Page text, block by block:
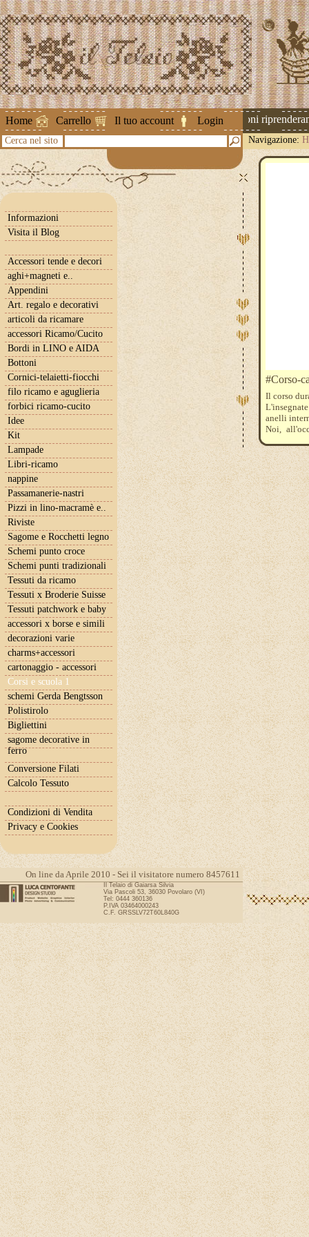
Home Carrello Il tuo account Login
Attenzione ! Le spedizioni
Cerca nel sito Navigazione:
Informazioni
Visita il Blog
Accessori tende e decori
aghi+magneti e..
Appendini
Art. regalo e decorativi
articoli da ricamare
accessori Ricamo/Cucito
Bordi in LINO e AIDA
Bottoni
Cornici-telaietti-fiocchi
filo ricamo e aguglieria
forbici ricamo-cucito
Idee
Kit
Lampade
Libri-ricamo
nappine
Passamanerie-nastri
Pizzi in lino-macramè e..
Riviste
Sagome e Rocchetti legno
Schemi punto croce
Schemi punti tradizionali
Tessuti da ricamo
Tessuti x Broderie Suisse
Tessuti patchwork e baby
accessori x borse e simili
decorazioni varie
charms+accessori
cartonaggio - accessori
Corsi e scuola 1
schemi Gerda Bengtsson
Polistirolo
Bigliettini
sagome decorative in
ferro
Conversione Filati
Calcolo Tessuto
Condizioni di Vendita
Privacy e Cookies
#Corso-
Il corso
anelli
Noi,
Tessuto,
il nostro
Per
I corsi
di un
Il costo
On line da Aprile 2010 - Sei il visitatore numero 8457611
Il Telaio di Gaiarsa Silvia
Via Pascoli 53, 36030 Povolaro (VI)
Tel: 0444 360136
P.IVA 03464000243
C.F. GRSSLV72T60L840G